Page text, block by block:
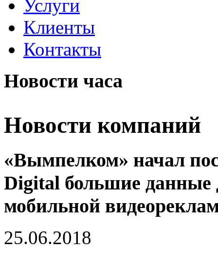
Услуги
Клиенты
Контакты
Новости часа
Новости компаний
«Вымпелком» начал
Digital большие данные
мобильной
25.06.2018